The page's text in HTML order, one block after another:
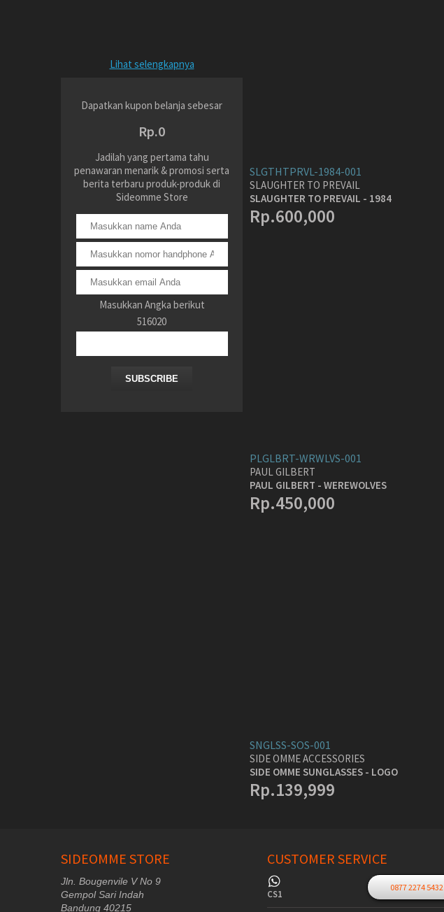
Lihat selengkapnya
Dapatkan kupon belanja sebesar
Rp.0
Jadilah yang pertama tahu
penawaran menarik & promosi serta
berita terbaru produk-produk di
Sideomme Store
Masukkan Angka berikut
516020
SUBSCRIBE
SLGTHTPRVL-1984-001
SLAUGHTER TO PREVAIL
SLAUGHTER TO PREVAIL - 1984
Rp.600,000
PLGLBRT-WRWLVS-001
PAUL GILBERT
PAUL GILBERT - WEREWOLVES
Rp.450,000
SNGLSS-SOS-001
SIDE OMME ACCESSORIES
SIDE OMME SUNGLASSES - LOGO
Rp.139,999
SIDEOMME STORE
Jln. Bougenvile V No 9
Gempol Sari Indah
Bandung 40215
CUSTOMER SERVICE
CS1
0877 2274 5432